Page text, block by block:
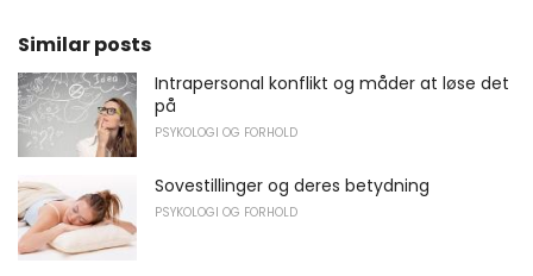
Similar posts
Intrapersonal konflikt og måder at løse det
på
PSYKOLOGI OG FORHOLD
Sovestillinger og deres betydning
PSYKOLOGI OG FORHOLD